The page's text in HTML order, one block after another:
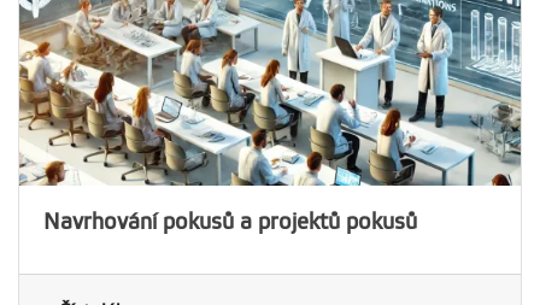
Navrhování pokusů a projektů pokusů